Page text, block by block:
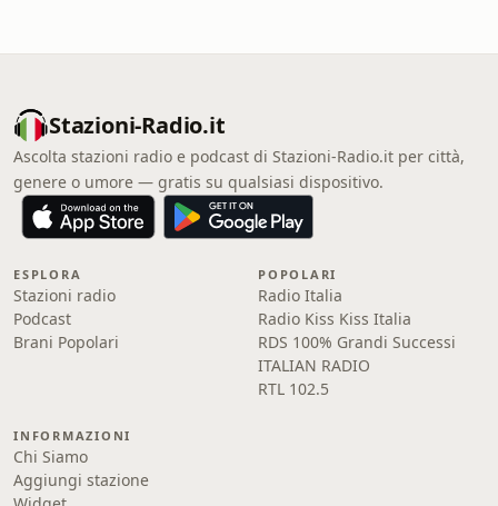
Stazioni-Radio.it
Ascolta stazioni radio e podcast di Stazioni-Radio.it per città,
genere o umore — gratis su qualsiasi dispositivo.
ESPLORA
Stazioni radio
Podcast
Brani Popolari
POPOLARI
Radio Italia
Radio Kiss Kiss Italia
RDS 100% Grandi Successi
ITALIAN RADIO
RTL 102.5
INFORMAZIONI
Chi Siamo
Aggiungi stazione